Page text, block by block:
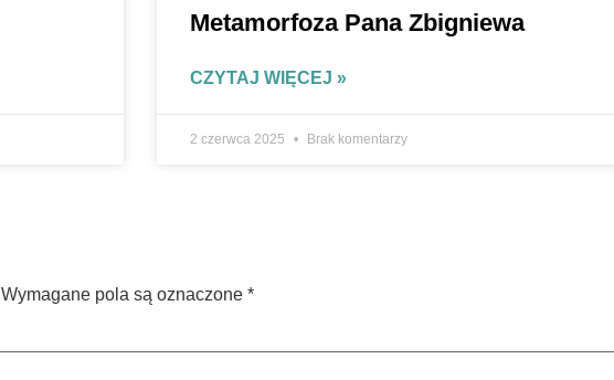
Metamorfoza Pana Zbigniewa
CZYTAJ WIĘCEJ »
2 czerwca 2025 Brak komentarzy
Wymagane pola są oznaczone *